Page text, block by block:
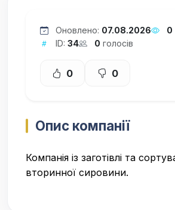
Оновлено: 07.08.2026 0
ID: 34 0 голосів
0 0
Опис компанії
Компанія із заготівлі та
вторинної сировини.